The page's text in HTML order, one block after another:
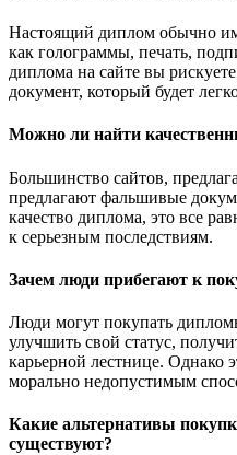
Настоящий диплом обычно
как голограммы, печать,
диплома на сайте вы
документ, который будет
Можно ли найти
Большинство сайтов,
предлагают фальшивые
качество диплома, это все
к серьезным последствиям.
Зачем люди прибегают к
Люди могут покупать
улучшить свой статус,
карьерной лестнице. Однако
морально недопустимым
Какие альтернативы
существуют?